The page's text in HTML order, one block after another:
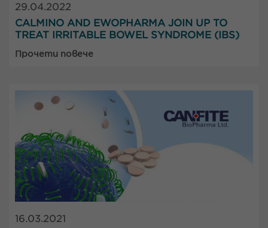
29.04.2022
CALMINO AND EWOPHARMA JOIN UP TO
TREAT IRRITABLE BOWEL SYNDROME (IBS)
Прочети повече
16.03.2021